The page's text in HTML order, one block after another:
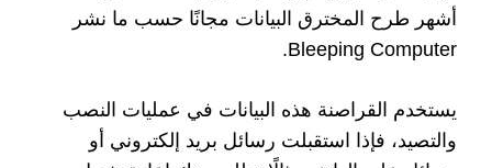
أشهر طرح المخترق البيانات مجانًا حسب ما نشر
Bleeping Computer.
يستخدم القراصنة هذه البيانات في عمليات النصب
والتصيد، فإذا استقبلت رسائل بريد إلكتروني أو